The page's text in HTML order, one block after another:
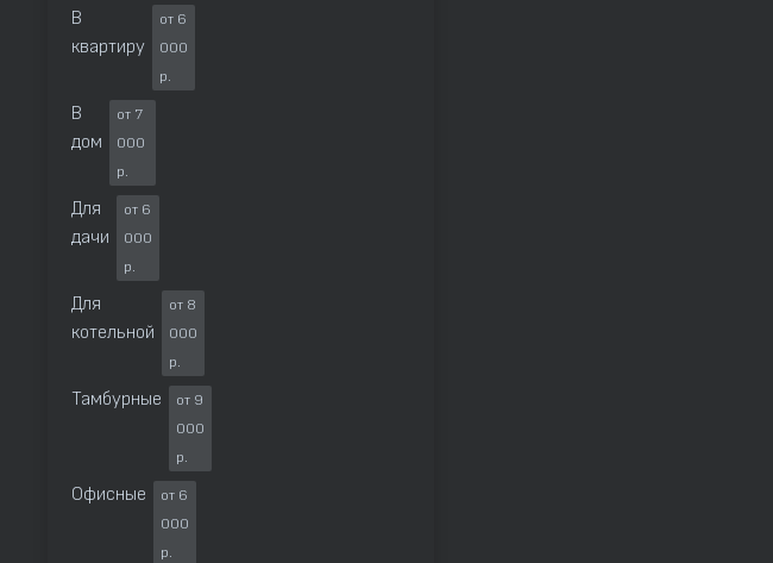
В
квартиру
от 6
000
р.
В
дом
от 7
000
р.
Для
дачи
от 6
000
р.
Для
котельной
от 8
000
р.
Тамбурные
от 9
000
р.
Офисные
от 6
000
р.